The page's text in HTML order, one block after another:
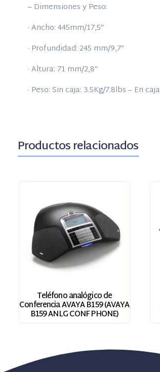
– Dimensiones y Peso:
· Ancho: 445mm/17,5″
· Profundidad: 245 mm/9,7″
· Altura: 71 mm/2,8″
· Peso: Sin caja: 3.5Kg/7.8lbs – En
Productos relacionados
Teléfono analógico de
Conferencia AVAYA B159 (AVAYA
B159 ANLG CONF PHONE)